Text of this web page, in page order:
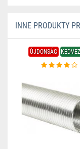
INNE PRODUKTY
ÚJDONSÁG